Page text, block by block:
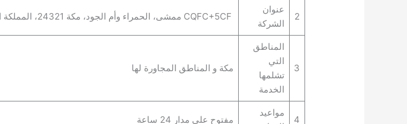
2
عنوان
الشركة
CQFC+5CF ممشى، الحمراء وأم الجود، مكة 24321، المملكة العربية السعودية
3
المناطق
التي
تشلمها
الخدمة
مكة و المناطق المجاورة لها
4
مواعيد
مفتوح على مدار 24 ساعة